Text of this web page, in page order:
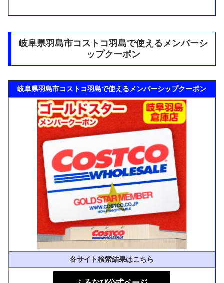
岐阜県羽島市コストコ羽島で使えるメンバーシ
ップクーポン
岐阜県羽島市コストコ羽島で使えるメンバーシップクーポン
各サイト検索結果はこちら